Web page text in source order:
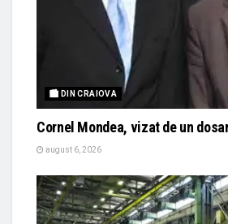
🏙 DIN CRAIOVA
Cornel Mondea, vizat de un
august 6, 2026